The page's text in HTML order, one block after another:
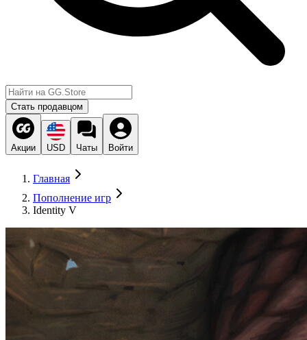
Стать продавцом
Акции USD Чаты Войти
Главная
Пополнение игр
Identity V